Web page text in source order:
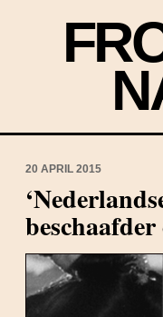
20 APRIL 2015